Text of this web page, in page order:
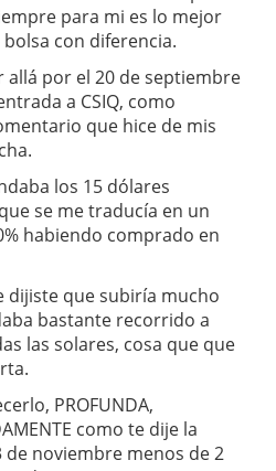
para mi es lo mejor
con diferencia.
allá por el 20 de septiembre
a CSIQ, como
que hice de mis
los 15 dólares
se me traducía en un
habiendo comprado en
dijiste que subiría mucho
bastante recorrido a
las solares, cosa que que
PROFUNDA,
como te dije la
noviembre menos de 2